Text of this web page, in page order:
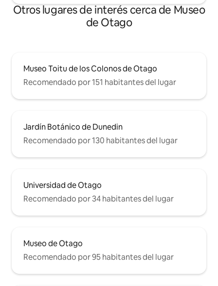
Otros lugares de interés cerca de Museo
de Otago
Museo Toitu de los Colonos de Otago
Recomendado por 151 habitantes del lugar
Jardín Botánico de Dunedin
Recomendado por 130 habitantes del lugar
Universidad de Otago
Recomendado por 34 habitantes del lugar
Museo de Otago
Recomendado por 95 habitantes del lugar